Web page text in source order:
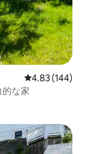
レビュー144
4.83 (144)
な家